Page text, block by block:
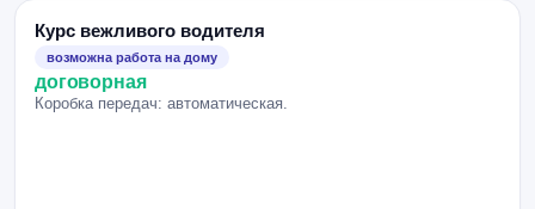
Курс вежливого водителя
возможна работа на дому
договорная
Коробка передач: автоматическая.